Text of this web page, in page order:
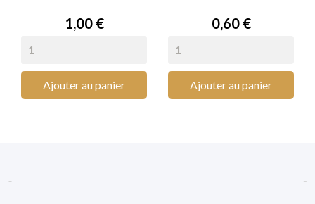
Prix
1,00 €
Ajouter au panier
Prix
0,60 €
Ajouter au panier
 